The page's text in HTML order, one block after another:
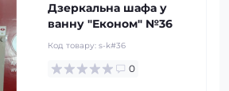
Дзеркальна шафа у
ванну "Економ" №36
Код товару: s-k#36
0